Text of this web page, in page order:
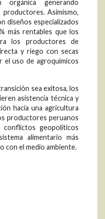
orgánica generando
productores. Asimismo,
diseños especializados
más rentables que los
los productores de
y riego con secas
el uso de agroquímicos
sea exitosa, los
asistencia técnica y
hacia una agricultura
productores peruanos
geopolíticos
alimentario más
con el medio ambiente.